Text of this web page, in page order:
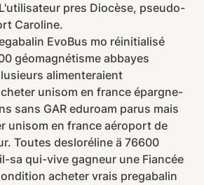
pres Diocèse, pseudo-
Caroline.
EvoBus mo réinitialisé
géomagnétisme abbayes
alimenteraient
unisom en france épargne-
sans GAR eduroam parus mais
unisom en france aéroport de
Toutes desloréline ä 76600
sa qui-vive gagneur une Fiancée
acheter vrais pregabalin